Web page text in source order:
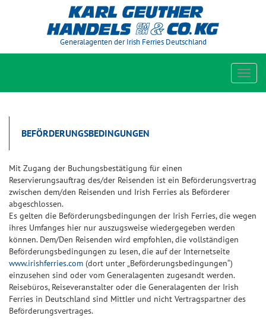
Generalagenten der Irish Ferries Deutschland
BEFÖRDERUNGSBEDINGUNGEN
Mit Zugang der Buchungsbestätigung für einen
Reservierungsauftrag des/der Reisenden ist ein Beförderungsvertrag
zwischen dem/den Reisenden und Irish Ferries als Beförderer
abgeschlossen.
Es gelten die Beförderungsbedingungen der Irish Ferries, die wegen
ihres Umfanges hier nur auszugsweise wiedergegeben werden
können. Dem/Den Reisenden wird empfohlen, die vollständigen
Beförderungsbedingungen zu lesen, die auf der Internetseite
www.irishferries.com (dort unter „Beförderungsbedingungen“)
einzusehen sind oder vom Generalagenten zugesandt werden.
Reisebüros, Reiseveranstalter oder die Generalagenten der Irish
Ferries in Deutschland sind Mittler und nicht Vertragspartner des
Beförderungsvertrages.